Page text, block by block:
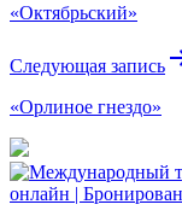
записям
«Октябрьский»
Следующая запись
«Орлиное гнездо»